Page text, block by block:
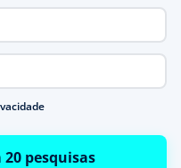
20 pesquisas